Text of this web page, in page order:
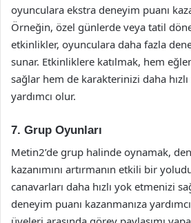
oyunculara ekstra deneyim puanı
Örneğin, özel günlerde veya tatil
etkinlikler, oyunculara daha fazla
sunar. Etkinliklere katılmak, hem
sağlar hem de karakterinizi daha
yardımcı olur.
7. Grup Oyunları
Metin2’de grup halinde oynamak,
kazanımını artırmanın etkili bir
canavarları daha hızlı yok etmenizi
deneyim puanı kazanmanıza